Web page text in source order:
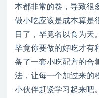
本都非常的卷，导致很
做小吃应该是成本算是
目了，毕竟名以食为天
毕竟你要做的好吃才有
备了一套小吃配方的合
法，让每一个加过来的
小伙伴赶紧学习起来吧。